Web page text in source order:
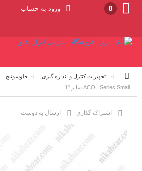
0 ورود به حساب
> تجهیزات کنترل و اندازه گیری > فلوسوئیچ
ACOL Series Small سایز "1
اشتراک گذاری ارسال به دوست